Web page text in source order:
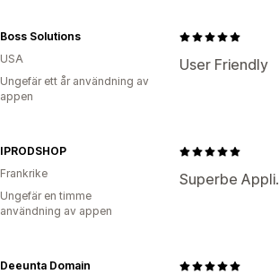
User Friendly
Boss Solutions
USA
Ungefär ett år användning av
appen
Superbe Appli.
IPRODSHOP
Frankrike
Ungefär en timme
användning av appen
Deeunta Domain